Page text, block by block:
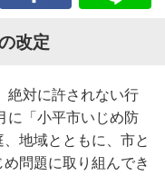
改定
対に許されない行
に「小平市いじめ防
地域とともに、市と
問題に取り組んでき